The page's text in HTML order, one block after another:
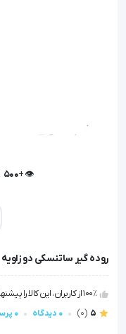
👁️ +
500
روده گیر ساتنسکی دو زاویه
100٪ از کاربران، این کالا را پیشنهاد کرده اند.
5
(0) 0 دیدگاه 0 پرسش